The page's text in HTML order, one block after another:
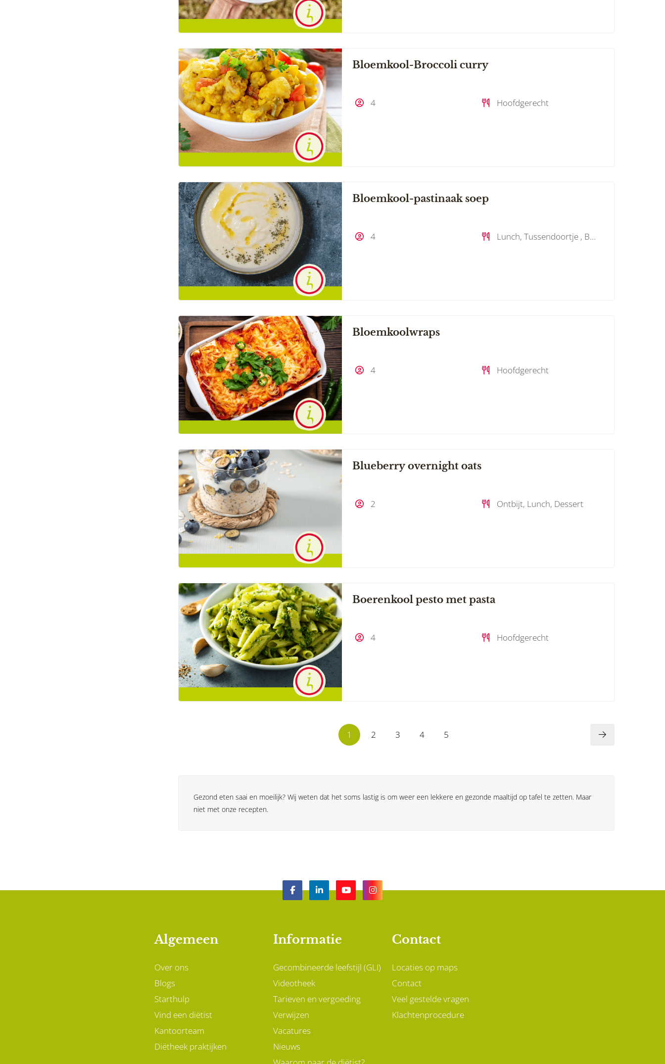
Bloemkool-Broccoli curry
4 Hoofdgerecht
Bloemkool-pastinaak soep
4 Lunch, Tussendoortje , Bijgerecht, Soep
Bloemkoolwraps
4 Hoofdgerecht
Blueberry overnight oats
2 Ontbijt, Lunch, Dessert
Boerenkool pesto met pasta
4 Hoofdgerecht
1 2 3 4 5
Gezond eten saai en moeilijk? Wij weten dat het soms lastig is om weer een lekkere en gezonde maaltijd op tafel te zetten. Maar
niet met onze recepten.
Algemeen
Over ons
Blogs
Starthulp
Vind een diëtist
Kantoorteam
Diëtheek praktijken
Informatie
Gecombineerde leefstijl (GLI)
Videotheek
Tarieven en vergoeding
Verwijzen
Vacatures
Nieuws
Contact
Locaties op maps
Contact
Veel gestelde vragen
Klachtenprocedure